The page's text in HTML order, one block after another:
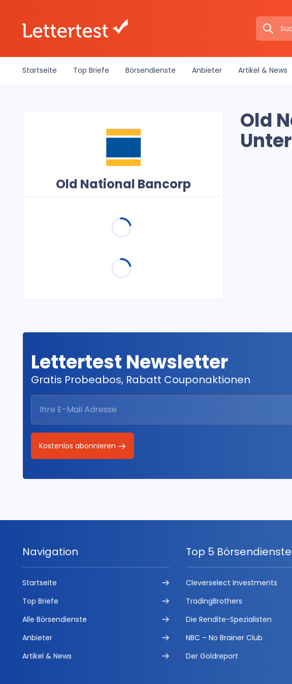
Startseite Top Briefe Börsendienste Anbieter Artikel & News
Old National Bancorp
Old
Lettertest Newsletter
Gratis Probeabos, Rabatt Couponaktionen
Kostenlos abonnieren
Navigation
Startseite
Top Briefe
Alle Börsendienste
Anbieter
Artikel & News
Top 5 Börsendienste
Cleverselect Investments
TradingBrothers
Die Rendite-Spezialisten
NBC – No Brainer Club
Der Goldreport